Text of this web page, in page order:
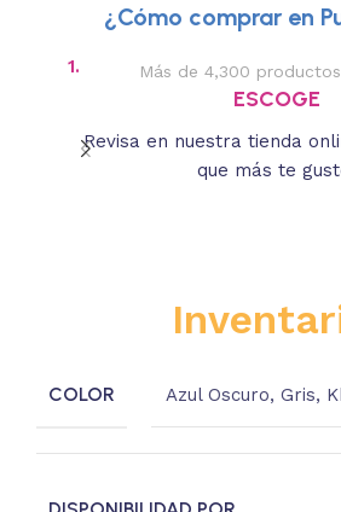
¿Cómo comprar en
1. Más de 4,300
ESCOGE
Revisa en nuestra tienda
que más te
COLOR Azul Oscuro,Gris,